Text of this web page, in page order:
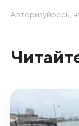
Авторизуйресь,